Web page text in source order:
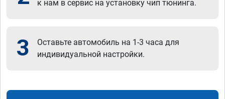
к нам в сервис на установку чип тюнинга.
3
Оставьте автомобиль на 1-3 часа для
индивидуальной настройки.